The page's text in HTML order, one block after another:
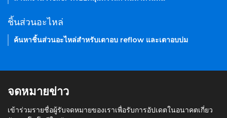
ชิ้นส่วนอะไหล่
ค้นหาชิ้นส่วนอะไหล่สำหรับเตาอบ reflow และเตาอบบ่ม
จดหมายข่าว
เข้าร่วมรายชื่อผู้รับจดหมายของเราเพื่อรับการอัปเดตในอนาคตเกี่ยว